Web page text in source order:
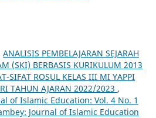
ANALISIS PEMBELAJARAN SEJARAH
(SKI) BERBASIS KURIKULUM 2013
SIFAT ROSUL KELAS III MI YAPPI
TAHUN AJARAN 2022/2023 ,
of Islamic Education: Vol. 4 No. 1
Journal of Islamic Education